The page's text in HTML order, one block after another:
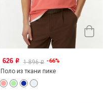
626 o 1 896o -66%
Поло из ткани пике